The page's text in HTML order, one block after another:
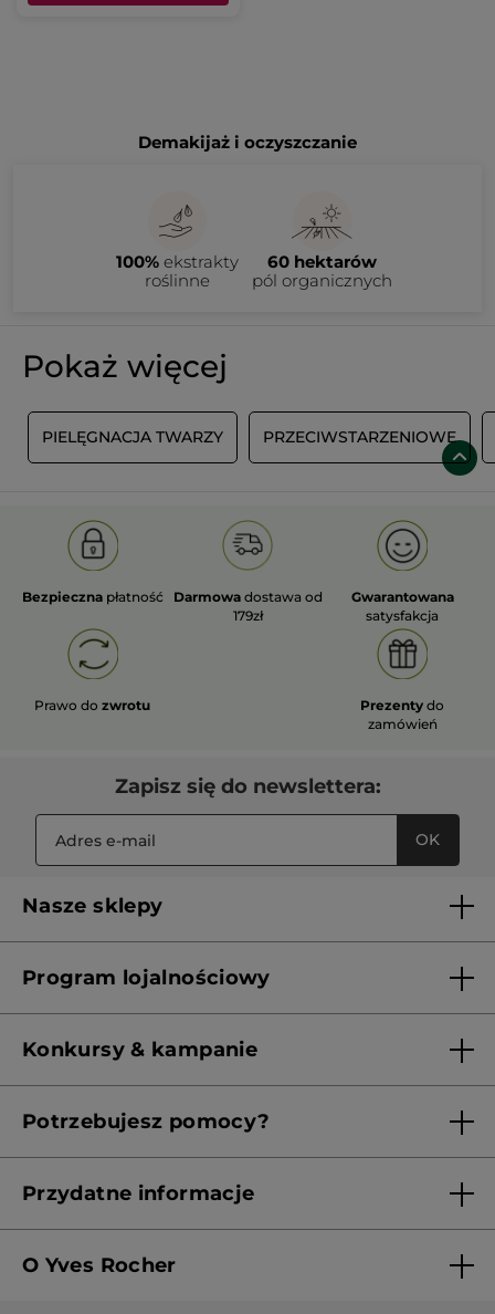
Demakijaż i oczyszczanie
100% ekstrakty
roślinne
60 hektarów
pól organicznych
Pokaż więcej
PIELĘGNACJA TWARZY PRZECIWSTARZENIOWE
Bezpieczna płatność Darmowa dostawa od
179zł
Gwarantowana
satysfakcja
Prawo dozwrotu Prezenty do
zamówień
Zapisz się do newslettera:
OK
Nasze sklepy
Franczyza
Program lojalnościowy
Konkursy & kampanie
Potrzebujesz pomocy?
Przydatne informacje
Polityka prywatności
O Yves Rocher